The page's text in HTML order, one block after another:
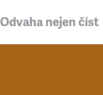
Odvaha nejen číst